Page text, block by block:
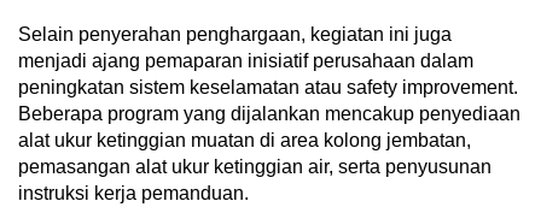
Selain penyerahan penghargaan, kegiatan ini juga
menjadi ajang pemaparan inisiatif perusahaan dalam
peningkatan sistem keselamatan atau safety improvement.
Beberapa program yang dijalankan mencakup penyediaan
alat ukur ketinggian muatan di area kolong jembatan,
pemasangan alat ukur ketinggian air, serta penyusunan
instruksi kerja pemanduan.